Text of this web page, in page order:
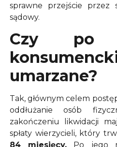
sprawne przejście przez
sądowy.
Czy po
umarzane?
Tak, głównym celem
oddłużanie osób
zakończeniu likwidacji
spłaty wierzycieli, który
84 miesięcy. Po jego